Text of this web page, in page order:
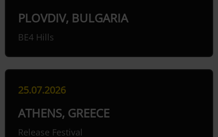
PLOVDIV, BULGARIA
BE4 Hills
25.07.2026
ATHENS, GREECE
Release Festival